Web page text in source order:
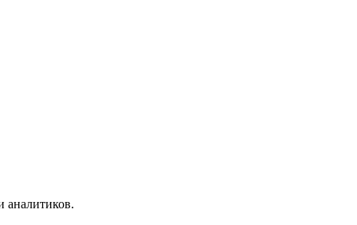
аналитиков.